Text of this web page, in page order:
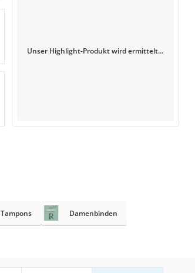
Unser Highlight-Produkt wird ermittelt...
Tampons Damenbinden